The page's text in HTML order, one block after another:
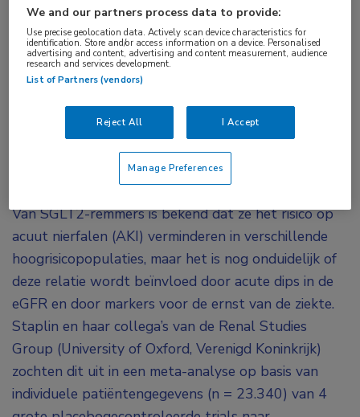
Empagliflozine verlaagt het risico op een acute
stijging van de creatinineconcentratie én op
acuut nierfalen bij patiënten met diabetes type 2,
hartfalen en/of chronische nierschade. Deze
effecten waren onafhankelijk van de grootte van
voorspelde eGFR-dips en de ernst van ziekte,
stelde Nathalie Staplin in haarlate breaking
-presentatie.
Van SGLT2-remmers is bekend dat ze het risico op
acuut nierfalen (AKI) verminderen in verschillende
hoogrisicopopulaties, maar het is nog onduidelijk of
deze relatie wordt beïnvloed door acute dips in de
eGFR en door markers voor de ernst van de ziekte.
Staplin en haar collega’s van de Renal Studies
Group (University of Oxford, Verenigd Koninkrijk)
zochten dit uit in een meta-analyse op basis van
individuele patiëntengegevens (n = 23.340) van 4
We and our partners process data to provide:
Use precise geolocation data. Actively scan device characteristics for
identification. Store and/or access information on a device. Personalised
advertising and content, advertising and content measurement, audience
research and services development.
List of Partners (vendors)
Reject All I Accept
Manage Preferences